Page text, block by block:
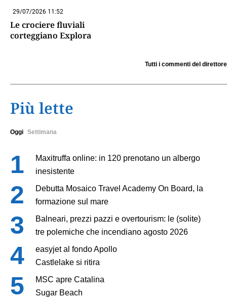
29/07/2026 11:52
Le crociere fluviali
corteggiano Explora
Tutti i commenti del direttore
Più lette
Oggi Settimana
Maxitruffa online: in 120 prenotano un albergo
inesistente
Debutta Mosaico Travel Academy On Board, la
formazione sul mare
Balneari, prezzi pazzi e overtourism: le (solite)
tre polemiche che incendiano agosto 2026
easyjet al fondo Apollo
Castlelake si ritira
MSC apre Catalina
Sugar Beach